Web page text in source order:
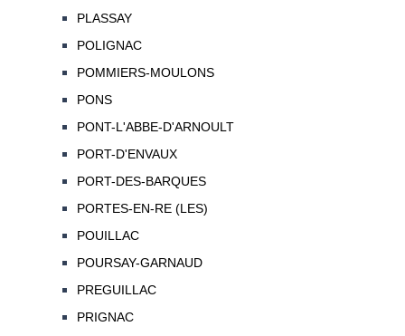
PLASSAY
POLIGNAC
POMMIERS-MOULONS
PONS
PONT-L'ABBE-D'ARNOULT
PORT-D'ENVAUX
PORT-DES-BARQUES
PORTES-EN-RE (LES)
POUILLAC
POURSAY-GARNAUD
PREGUILLAC
PRIGNAC